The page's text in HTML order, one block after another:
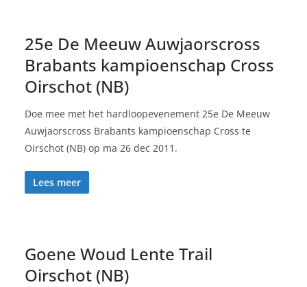
25e De Meeuw Auwjaorscross
Brabants kampioenschap Cross
Oirschot (NB)
Doe mee met het hardloopevenement 25e De Meeuw
Auwjaorscross Brabants kampioenschap Cross te
Oirschot (NB) op ma 26 dec 2011.
Lees meer
Goene Woud Lente Trail
Oirschot (NB)